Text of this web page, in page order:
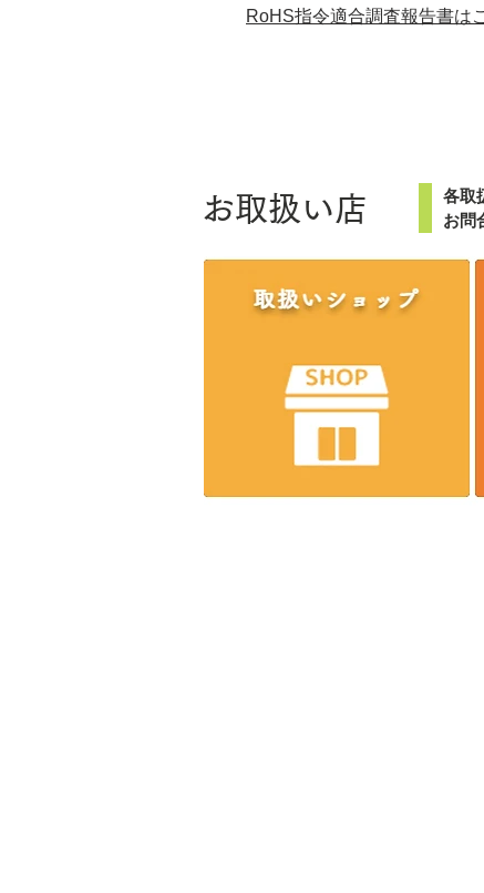
RoHS指令適合調査報告書は
お取扱い店 各取
お問